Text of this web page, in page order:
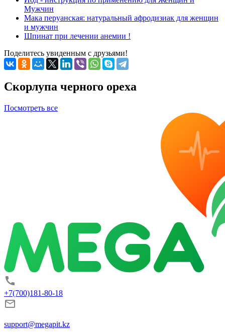
Мужчин
Мака перуанская: натуральный афродизиак для женщин
и мужчин
Шпинат при лечении анемии !
Поделитесь увиденным с друзьями!
Скорлупа черного ореха
Посмотреть все
+7(700)181-80-18
support@megapit.kz